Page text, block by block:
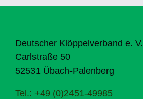
Deutscher Klöppelverband e. V.
Carlstraße 50
52531 Übach-Palenberg
Tel.: +49 (0)2451-49985